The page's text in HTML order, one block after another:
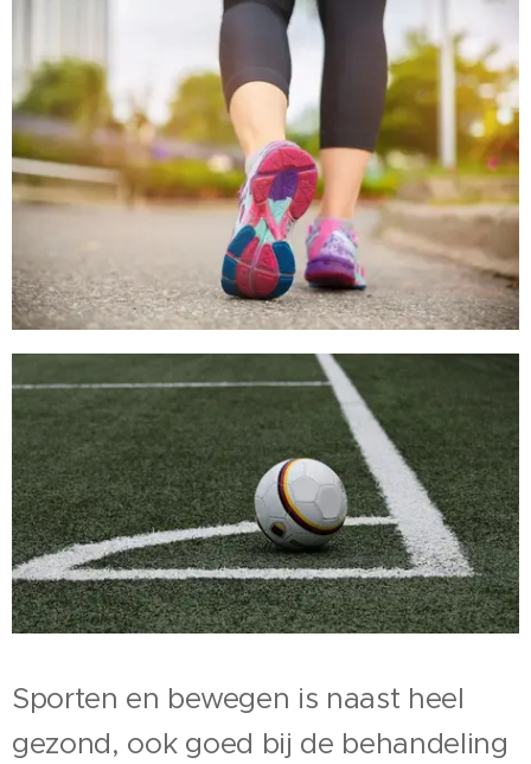
Sporten en bewegen is naast heel
gezond, ook goed bij de behandeling